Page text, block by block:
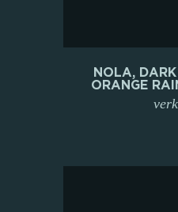
NOLA,
ORANGE